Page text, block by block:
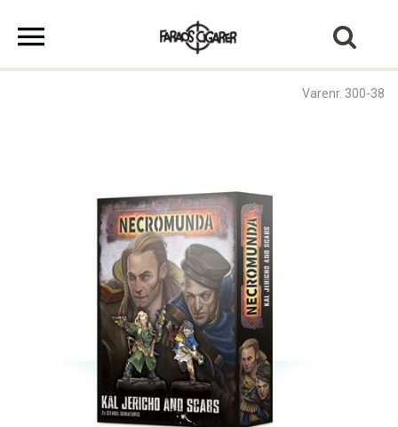
Varenr. 300-38